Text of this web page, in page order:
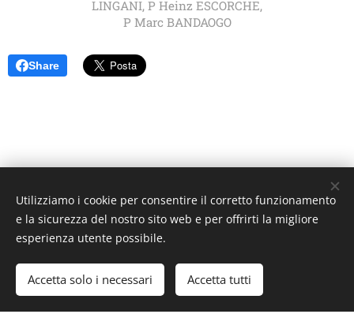
LINGANI, P Heinz ESCORCHE,
P Marc BANDAOGO
Share
Unione Superiori Generali - Via dei Penitenzieri 19 -00193 ROMA
Cookies
Lingue
Italiano
English Français Español
Utilizziamo i cookie per consentire il corretto funzionamento
e la sicurezza del nostro sito web e per offrirti la migliore
esperienza utente possibile.
Accetta solo i necessari Accetta tutti